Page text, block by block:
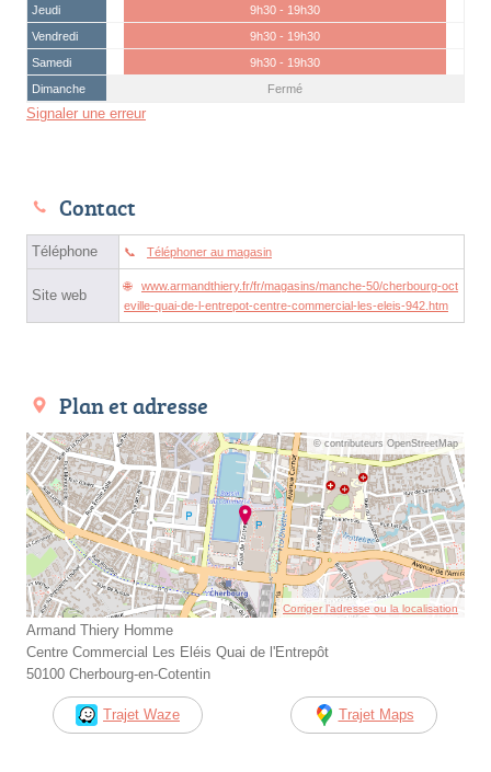
Jeudi
9h30 - 19h30
Vendredi
9h30 - 19h30
Samedi
9h30 - 19h30
Dimanche
Fermé
Signaler une erreur
Contact
Téléphone Téléphoner au magasin
Site web
www.armandthiery.fr/fr/magasins/manche-50/cherbourg-oct
eville-quai-de-l-entrepot-centre-commercial-les-eleis-942.htm
Plan et adresse
© contributeurs OpenStreetMap
Corriger l’adresse ou la localisation
Armand Thiery Homme
Centre Commercial Les Eléis Quai de l'Entrepôt
50100 Cherbourg-en-Cotentin
Trajet Waze Trajet Maps